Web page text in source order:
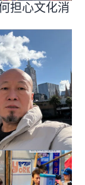
担心文化消